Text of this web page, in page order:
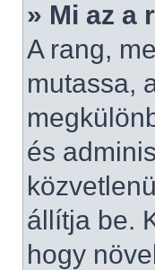
» Mi az a
A rang,
mutassa,
és
állítja be.
hogy